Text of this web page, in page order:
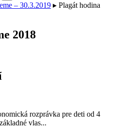
– 30.3.2019 ▸ Plagát hodina
2018
rozprávka pre deti od 4
vlas...